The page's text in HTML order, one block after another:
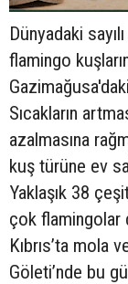
Dünyadaki
flamingo
Sıcakların
azalmasına
kuş türüne ev
Yaklaşık 38
çok flamingolar
Kıbrıs’ta mola
Göleti’nde bu